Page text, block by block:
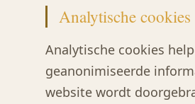
Analytische cookies
Analytische cookies
geanonimiseerde
website wordt